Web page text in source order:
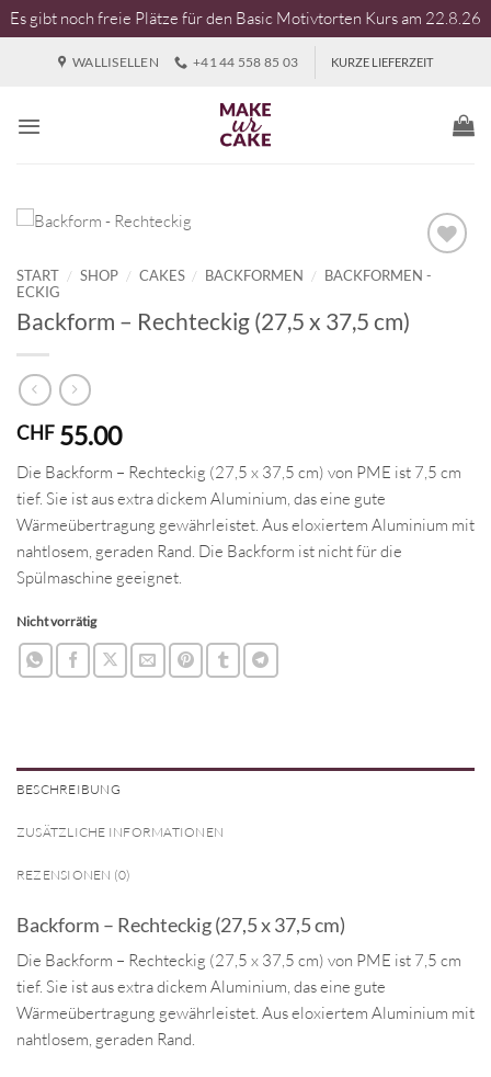
Es gibt noch freie Plätze für den Basic Motivtorten Kurs am 22.8.26
WALLISELLEN +41 44 558 85 03 KURZE LIEFERZEIT
START / SHOP / CAKES / BACKFORMEN / BACKFORMEN -
ECKIG
Backform – Rechteckig (27,5 x 37,5 cm)
CHF 55.00
Die Backform – Rechteckig (27,5 x 37,5 cm) von PME ist 7,5 cm
tief. Sie ist aus extra dickem Aluminium, das eine gute
Wärmeübertragung gewährleistet. Aus eloxiertem Aluminium mit
nahtlosem, geraden Rand. Die Backform ist nicht für die
Spülmaschine geeignet.
Nicht vorrätig
BESCHREIBUNG
ZUSÄTZLICHE INFORMATIONEN
REZENSIONEN (0)
Backform – Rechteckig (27,5 x 37,5 cm)
Die Backform – Rechteckig (27,5 x 37,5 cm) von PME ist 7,5 cm
tief. Sie ist aus extra dickem Aluminium, das eine gute
Wärmeübertragung gewährleistet. Aus eloxiertem Aluminium mit
nahtlosem, geraden Rand.